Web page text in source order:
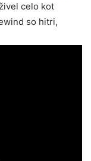
celo kot
so hitri,